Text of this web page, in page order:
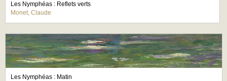
Les Nymphéas : Reflets verts
Monet, Claude
Les Nymphéas : Matin